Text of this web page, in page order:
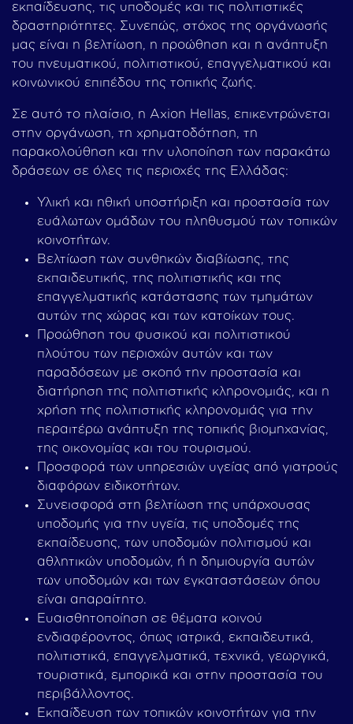
εκπαίδευσης, τις υποδομές και τις πολιτιστικές
δραστηριότητες. Συνεπώς, στόχος της οργάνωσής
μας είναι η βελτίωση, η προώθηση και η ανάπτυξη
του πνευματικού, πολιτιστικού, επαγγελματικού και
κοινωνικού επιπέδου της τοπικής ζωής.
Σε αυτό το πλαίσιο, η Axion Hellas, επικεντρώνεται
στην οργάνωση, τη χρηματοδότηση, τη
παρακολούθηση και την υλοποίηση των παρακάτω
δράσεων σε όλες τις περιοχές της Ελλάδας:
Υλική και ηθική υποστήριξη και προστασία των
ευάλωτων ομάδων του πληθυσμού των τοπικών
κοινοτήτων.
Βελτίωση των συνθηκών διαβίωσης, της
εκπαιδευτικής, της πολιτιστικής και της
επαγγελματικής κατάστασης των τμημάτων
αυτών της χώρας και των κατοίκων τους.
Προώθηση του φυσικού και πολιτιστικού
πλούτου των περιοχών αυτών και των
παραδόσεων με σκοπό την προστασία και
διατήρηση της πολιτιστικής κληρονομιάς, και η
χρήση της πολιτιστικής κληρονομιάς για την
περαιτέρω ανάπτυξη της τοπικής βιομηχανίας,
της οικονομίας και του τουρισμού.
Προσφορά των υπηρεσιών υγείας από γιατρούς
διαφόρων ειδικοτήτων.
Συνεισφορά στη βελτίωση της υπάρχουσας
υποδομής για την υγεία, τις υποδομές της
εκπαίδευσης, των υποδομών πολιτισμού και
αθλητικών υποδομών, ή η δημιουργία αυτών
των υποδομών και των εγκαταστάσεων όπου
είναι απαραίτητο.
Ευαισθητοποίηση σε θέματα κοινού
ενδιαφέροντος, όπως ιατρικά, εκπαιδευτικά,
πολιτιστικά, επαγγελματικά, τεχνικά, γεωργικά,
τουριστικά, εμπορικά και στην προστασία του
περιβάλλοντος.
Εκπαίδευση των τοπικών κοινοτήτων για την